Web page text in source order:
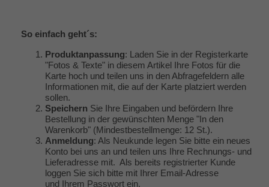
So einfach geht´s:
Produktanpassung: Laden Sie in der Registerkarte
"Fotos & Texte" in diesem Artikel Ihre Fotos für die
Karte hoch und teilen uns in den Abfragefeldern alle
Informationen mit, die auf der Karte platziert werden
sollen.
Speichern Sie Ihre Eingaben und befördern Ihre
Bestellung in der gewünschten Menge "In den
Warenkorb" (Mindestbestellmenge: 12 St.).
Anmeldung: Als Neukunde legen Sie bitte ein neues
Konto bei uns an und teilen uns Ihre Rechnungs- und
Lieferadresse mit. Als bereits registrierter Kunde
loggen Sie sich bitte mit Ihrer Email-Adresse
und Ihrem Passwort ein.